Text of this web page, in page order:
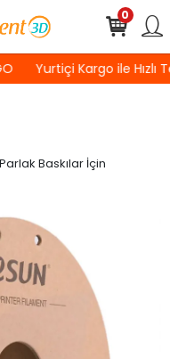
Yurtiçi Kargo ile Hızlı
0
Baskılar İçin